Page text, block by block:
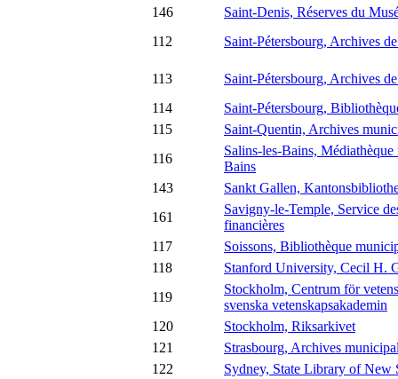
146
Saint-Denis, Réserves du
112
Saint-Pétersbourg, Archives
113
Saint-Pétersbourg, Archives
114
Saint-Pétersbourg,
115
Saint-Quentin, Archives
116
Salins-les-Bains,
Bains
143
Sankt Gallen,
161
Savigny-le-Temple, Service
financières
117
Soissons, Bibliothèque
118
Stanford University, Cecil H.
119
Stockholm, Centrum för
svenska vetenskapsakademin
120
Stockholm, Riksarkivet
121
Strasbourg, Archives
122
Sydney, State Library of New